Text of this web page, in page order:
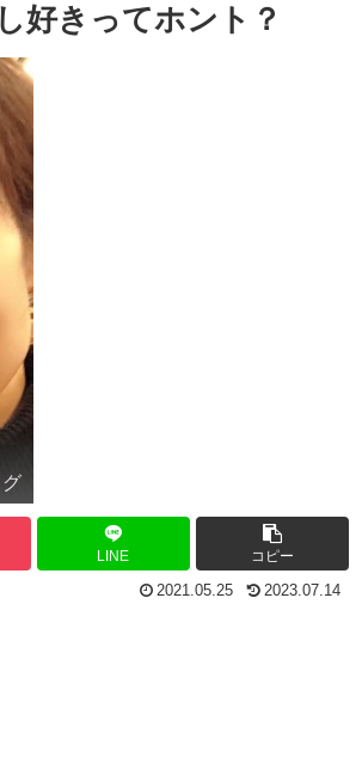
好きってホント？
LINE コピー
2021.05.25 2023.07.14